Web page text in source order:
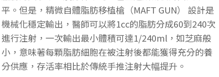
平。但是，精微自體脂肪移植槍（MAFT GUN） 設計是
機械化穩定輸出，醫師可以將1cc的脂肪分成60到240次
進行注射，一次輸出最小體積可達1/240ml，如芝麻般
小，意味著每顆脂肪細胞在被注射後都能獲得充分的養
分供應，存活率相比於傳統手推注射大幅提升。